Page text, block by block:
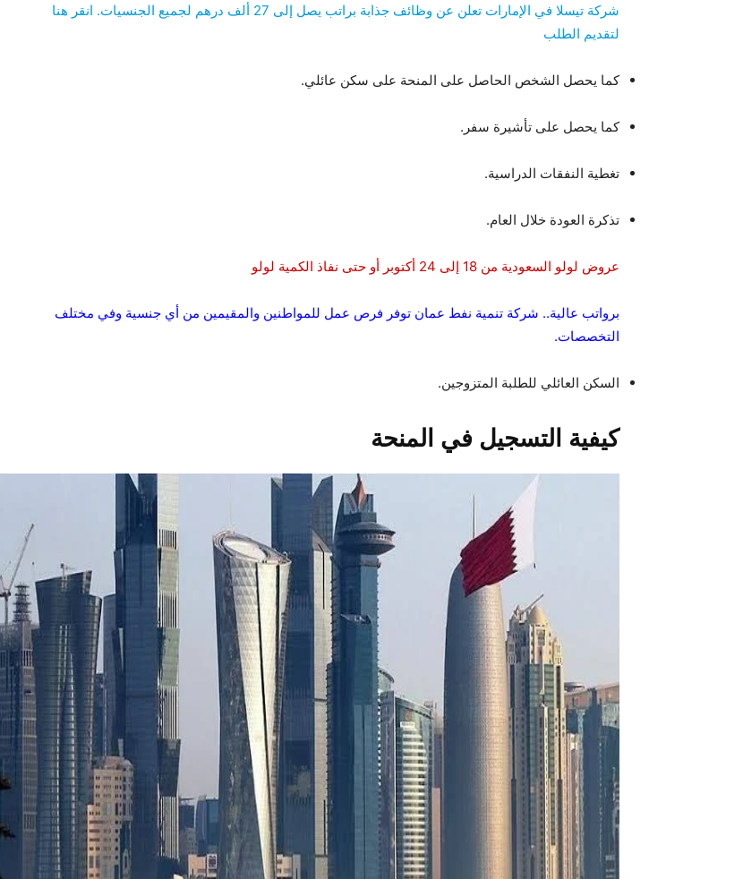
شركة تيسلا في الإمارات تعلن عن وظائف جذابة براتب يصل إلى 27 ألف درهم لجميع الجنسيات. انقر هنا
لتقديم الطلب
كما يحصل الشخص الحاصل على المنحة على سكن عائلي.
كما يحصل على تأشيرة سفر.
تغطية النفقات الدراسية.
تذكرة العودة خلال العام.
عروض لولو السعودية من 18 إلى 24 أكتوبر أو حتى نفاذ الكمية لولو
برواتب عالية.. شركة تنمية نفط عمان توفر فرص عمل للمواطنين والمقيمين من أي جنسية وفي مختلف
التخصصات.
السكن العائلي للطلبة المتزوجين.
كيفية التسجيل في المنحة